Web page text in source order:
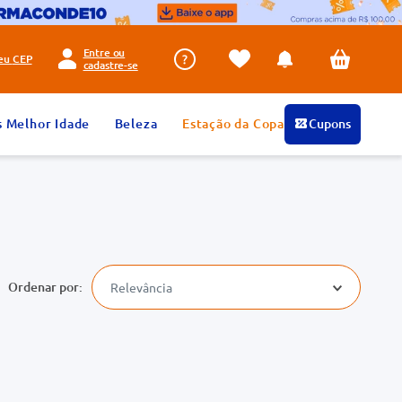
CEP
Entre ou
cadastre-se
Melhor Idade Beleza Estação da Copa Cupons
Relevância